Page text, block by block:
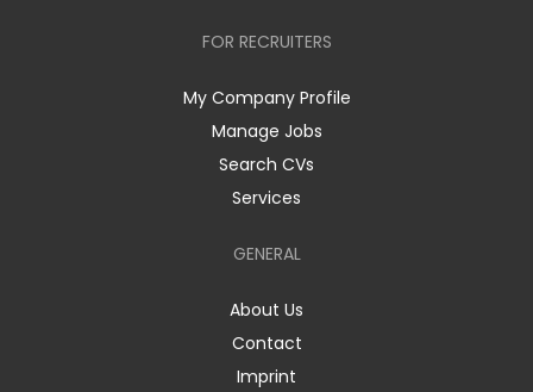
FOR RECRUITERS
My Company Profile
Manage Jobs
Search CVs
Services
GENERAL
About Us
Contact
Imprint